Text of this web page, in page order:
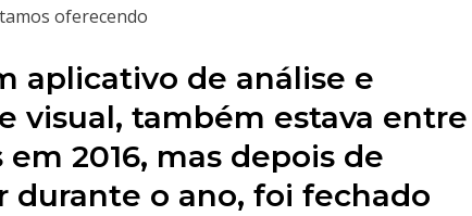
oferecendo
aplicativo de análise e
visual, também estava entre
2016, mas depois de
durante o ano, foi fechado